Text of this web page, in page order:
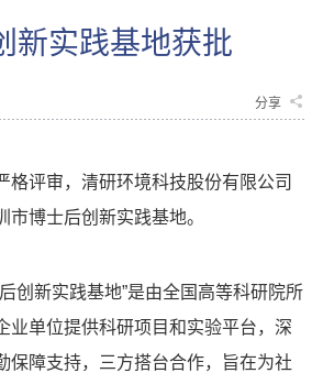
新实践基地获批
分享
格评审，清研环境科技股份有限公司
市博士后创新实践基地。
创新实践基地”是由全国高等科研院所
业单位提供科研项目和实验平台，深
保障支持，三方搭台合作，旨在为社